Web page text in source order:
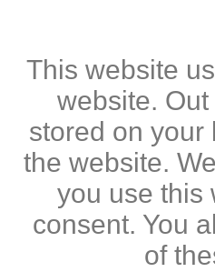
This website
website.
stored on your
the website.
you use this
consent. You
of